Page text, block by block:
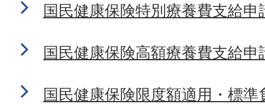
国民健康保険特別療養費支給申
国民健康保険高額療養費支給申
国民健康保険限度額適用・標